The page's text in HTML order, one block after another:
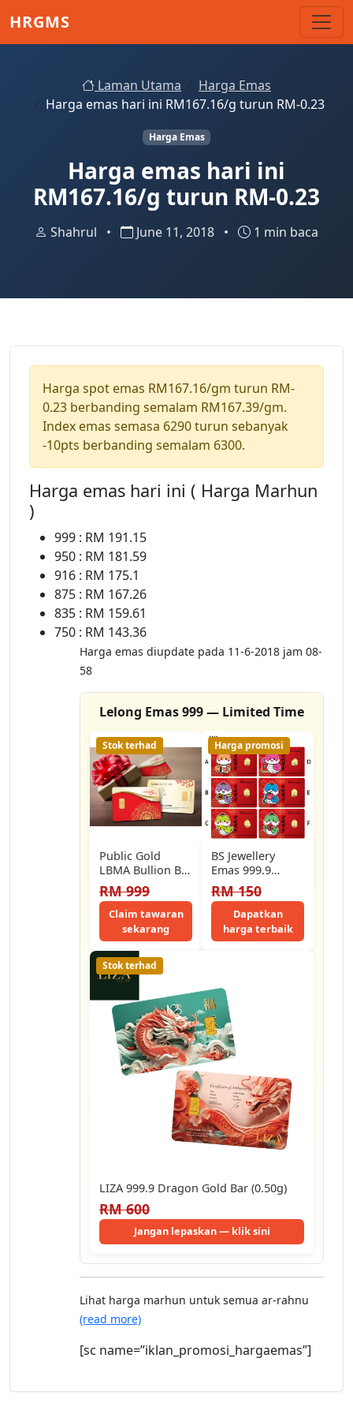
HRGMS
Laman Utama
Harga Emas
Harga emas hari ini RM167.16/g turun RM-0.23
Harga Emas
Harga emas hari ini
RM167.16/g turun RM-0.23
Shahrul • June 11, 2018 • 1 min baca
Harga spot emas RM167.16/gm turun RM-
0.23 berbanding semalam RM167.39/gm.
Index emas semasa 6290 turun sebanyak
-10pts berbanding semalam 6300.
Harga emas hari ini ( Harga Marhun
)
999 : RM 191.15
950 : RM 181.59
916 : RM 175.1
875 : RM 167.26
835 : RM 159.61
750 : RM 143.36
Harga emas diupdate pada 11-6-2018 jam 08-
58
Lelong Emas 999 — Limited Time
Stok terhad
Public Gold
LBMA Bullion Bar
1g (Au 999.9) -
Classic [GET
FREE…
RM 999
Claim tawaran
sekarang
Harga promosi
BS Jewellery
Emas 999.9
Goldbar Edisi
Ular 2025 - F58
RM 150
Dapatkan
harga terbaik
Stok terhad
LIZA 999.9 Dragon Gold Bar (0.50g)
RM 600
Jangan lepaskan — klik sini
Lihat harga marhun untuk semua ar-rahnu
(read more)
[sc name=”iklan_promosi_hargaemas”]